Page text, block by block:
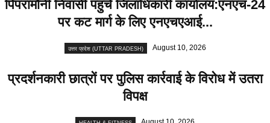
पिपरामौनी निवासी पहुंचे जिलाधिकारी कार्यालय:एनएच-24
पर कट मार्ग के लिए एनएचएआई...
उत्तर प्रदेश (UTTAR PRADESH) August 10, 2026
प्रदर्शनकारी छात्रों पर पुलिस कार्रवाई के विरोध में उतरा
विपक्ष